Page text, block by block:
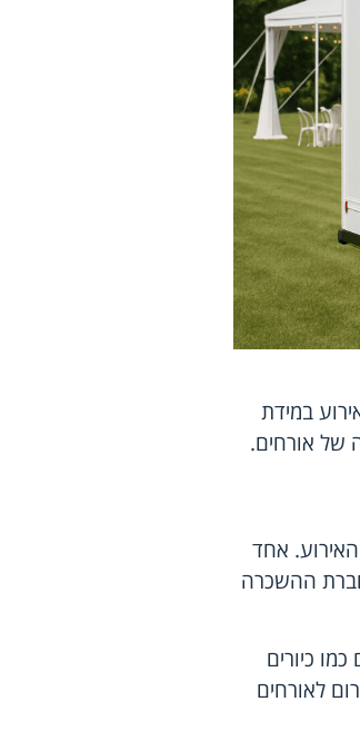
במידת
של אורחים.
האירוע. אחד
חברת ההשכרה
כיורים
לאורחים